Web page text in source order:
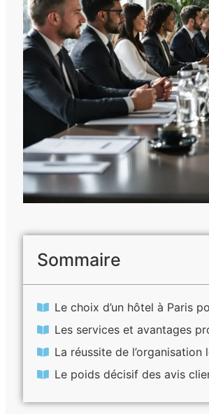
Sommaire
Le choix d’un hôtel à Paris
Les services et avantages
La réussite de
Le poids décisif des avis